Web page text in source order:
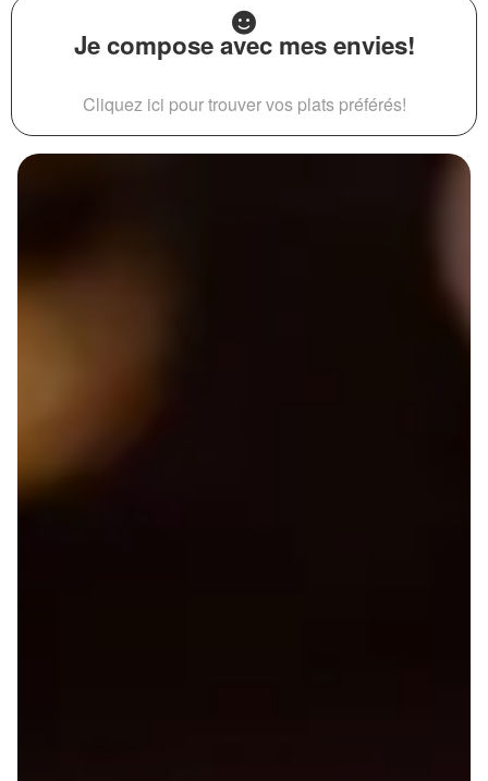
Je compose avec mes envies!
Cliquez ici pour trouver vos plats préférés!